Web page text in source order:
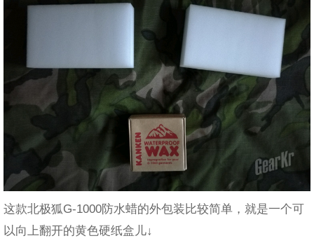
这款北极狐G-1000防水蜡的外包装比较简单，就是一个可
以向上翻开的黄色硬纸盒儿↓